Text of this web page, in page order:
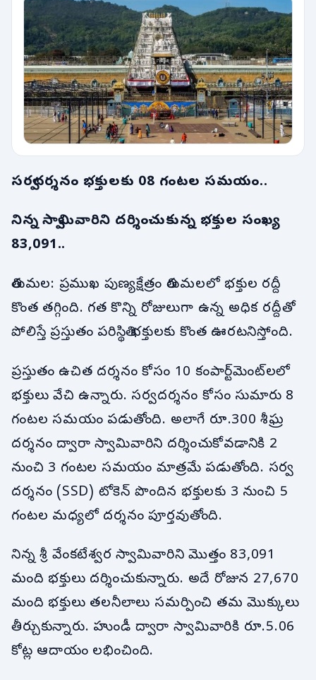
సర్వదర్శనం భక్తులకు 08 గంటల సమయం..
నిన్న స్వామివారిని దర్శించుకున్న భక్తుల సంఖ్య
83,091..
తిరుమల: ప్రముఖ పుణ్యక్షేత్రం తిరుమలలో భక్తుల రద్దీ
కొంత తగ్గింది. గత కొన్ని రోజులుగా ఉన్న అధిక రద్దీతో
పోలిస్తే ప్రస్తుతం పరిస్థితి భక్తులకు కొంత ఊరటనిస్తోంది.
ప్రస్తుతం ఉచిత దర్శనం కోసం 10 కంపార్ట్‌మెంట్‌లలో
భక్తులు వేచి ఉన్నారు. సర్వదర్శనం కోసం సుమారు 8
గంటల సమయం పడుతోంది. అలాగే రూ.300 శీఘ్ర
దర్శనం ద్వారా స్వామివారిని దర్శించుకోవడానికి 2
నుంచి 3 గంటల సమయం మాత్రమే పడుతోంది. సర్వ
దర్శనం (SSD) టోకెన్ పొందిన భక్తులకు 3 నుంచి 5
గంటల మధ్యలో దర్శనం పూర్తవుతోంది.
నిన్న శ్రీ వేంకటేశ్వర స్వామివారిని మొత్తం 83,091
మంది భక్తులు దర్శించుకున్నారు. అదే రోజున 27,670
మంది భక్తులు తలనీలాలు సమర్పించి తమ మొక్కులు
తీర్చుకున్నారు. హుండీ ద్వారా స్వామివారికి రూ.5.06
కోట్ల ఆదాయం లభించింది.